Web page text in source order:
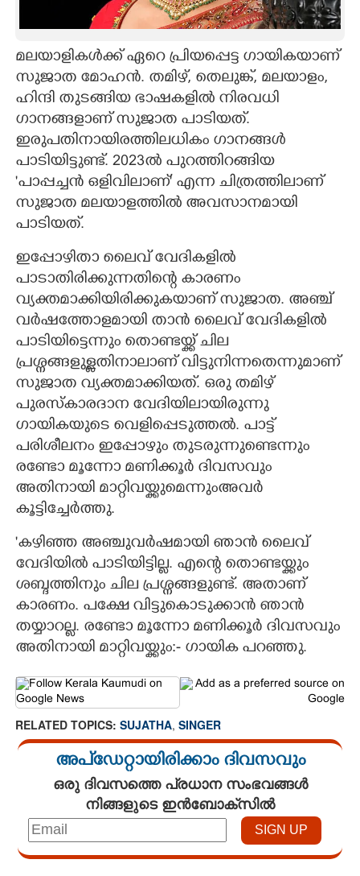
CARTOONS
LITERATURE
ZOOM
CONTACT US
മലയാളികൾക്ക് ഏറെ പ്രിയപ്പെട്ട ഗായികയാണ്
സുജാത മോഹൻ. തമിഴ്, തെലുങ്ക്, മലയാളം,
ഹിന്ദി തുടങ്ങിയ ഭാഷകളിൽ നിരവധി
ഗാനങ്ങളാണ് സുജാത പാടിയത്.
ഇരുപതിനായിരത്തിലധികം ഗാനങ്ങൾ
പാടിയിട്ടുണ്ട്. 2023ൽ പുറത്തിറങ്ങിയ
'പാപ്പച്ചൻ ഒളിവിലാണ്' എന്ന ചിത്രത്തിലാണ്
സുജാത മലയാളത്തിൽ അവസാനമായി
പാടിയത്.
ഇപ്പോഴിതാ ലെെവ് വേദികളിൽ
പാടാതിരിക്കുന്നതിന്റെ കാരണം
വ്യക്തമാക്കിയിരിക്കുകയാണ് സുജാത. അഞ്ച്
വർഷത്തോളമായി താൻ ലെെവ് വേദികളിൽ
പാടിയിട്ടെന്നും തൊണ്ടയ്ക്ക് ചില
പ്രശ്നങ്ങളുള്ളതിനാലാണ് വിട്ടുനിന്നതെന്നുമാണ്
സുജാത വ്യക്തമാക്കിയത്. ഒരു തമിഴ്
പുരസ്കാരദാന വേദിയിലായിരുന്നു
ഗായികയുടെ വെളിപ്പെടുത്തൽ. പാട്ട്
പരിശീലനം ഇപ്പോഴും തുടരുന്നുണ്ടെന്നും
രണ്ടോ മൂന്നോ മണിക്കൂർ ദിവസവും
അതിനായി മാറ്റിവയ്ക്കുമെന്നുംഅവർ
കൂട്ടിച്ചേർത്തു.
'കഴിഞ്ഞ അഞ്ചുവർഷമായി ഞാൻ ലെെവ്
വേദിയിൽ പാടിയിട്ടില്ല. എന്റെ തൊണ്ടയ്ക്കും
ശബ്ദത്തിനും ചില പ്രശ്നങ്ങളുണ്ട്. അതാണ്
കാരണം. പക്ഷേ വിട്ടുകൊടുക്കാൻ ഞാൻ
തയ്യാറല്ല. രണ്ടോ മൂന്നോ മണിക്കൂർ ദിവസവും
അതിനായി മാറ്റിവയ്ക്കും:- ഗായിക പറഞ്ഞു.
RELATED TOPICS: SUJATHA, SINGER
അപ്ഡേറ്റായിരിക്കാം ദിവസവും
ഒരു ദിവസത്തെ പ്രധാന സംഭവങ്ങൾ
നിങ്ങളുടെ ഇൻബോക്സിൽ